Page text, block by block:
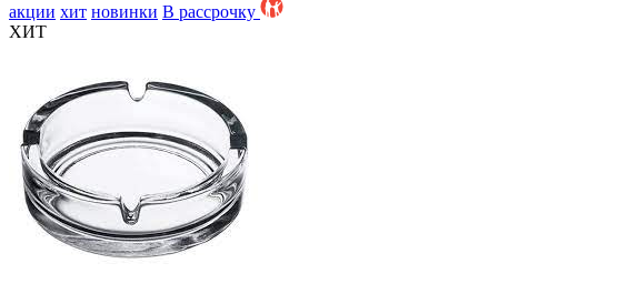
акции хит новинки B рассрочку
ХИТ